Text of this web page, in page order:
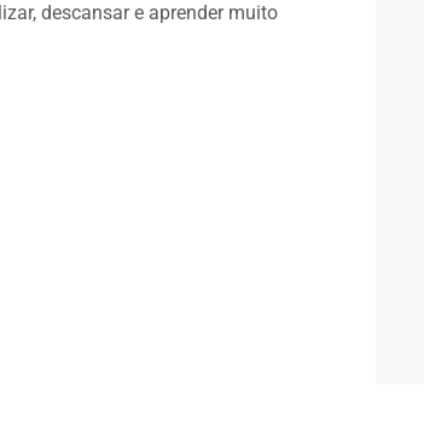
descansar e aprender muito